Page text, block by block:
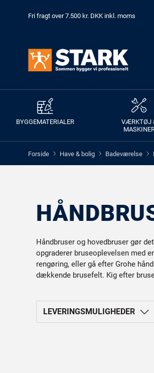
Fri fragt over 7.500 kr. DKK inkl. moms
BYGGEMATERIALER
VÆRKTØJ
Forside > Have & bolig > Badeværelse >
Håndbruser og hovedbruser gør
opgraderer bruseoplevelsen med
rengøring, eller gå efter Grohe
dækkende brusefelt. Kig efter
LEVERINGSMULIGHEDER